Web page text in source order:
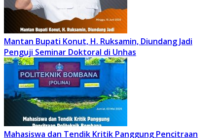
Mantan Bupati Konut, H. Ruksamin, Diundang Jadi
Penguji Seminar Doktoral di Unhas
Mahasiswa dan Tendik Kritik Panggung Pencitraan